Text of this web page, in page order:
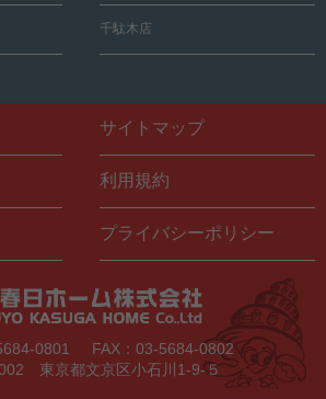
千駄木店
サイトマップ
利用規約
プライバシーポリシー
0801
FAX：03-5684-0802
東京都文京区小石川1-9-５